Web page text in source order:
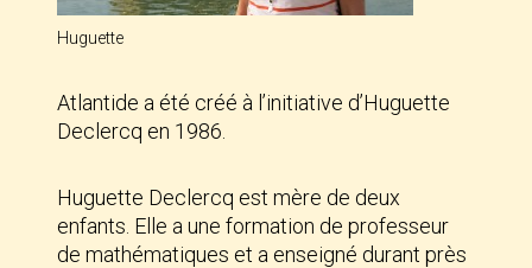
Huguette
Atlantide a été créé à l’initiative d’Huguette
Declercq en 1986.
Huguette Declercq est mère de deux
enfants. Elle a une formation de professeur
de mathématiques et a enseigné durant près